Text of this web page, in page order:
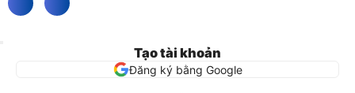
Tạo tài khoản
Đăng ký bằng Google